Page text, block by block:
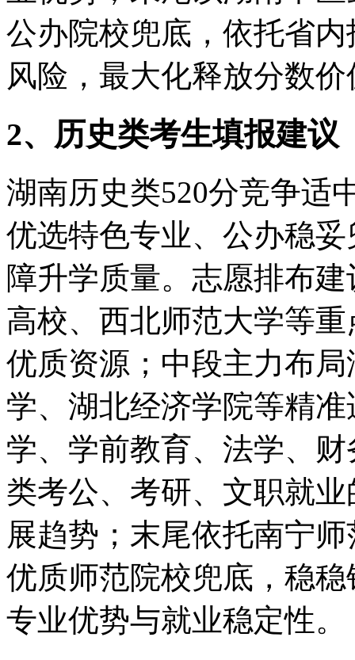
公办院校兜底，依托省
风险，最大化释放分数
2、历史类考生填报建议
湖南历史类520分竞争适
优选特色专业、公办稳
障升学质量。志愿排布
高校、西北师范大学等
优质资源；中段主力布
学、湖北经济学院等精
学、学前教育、法学、
类考公、考研、文职就
展趋势；末尾依托南宁
优质师范院校兜底，稳
专业优势与就业稳定性。